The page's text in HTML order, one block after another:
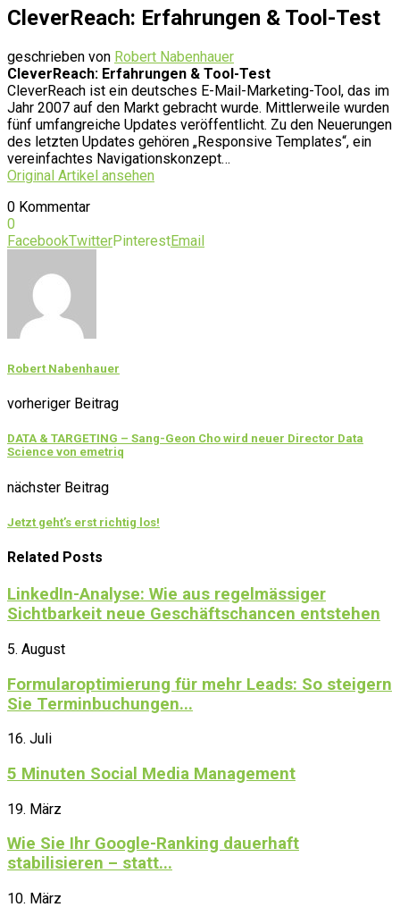
CleverReach: Erfahrungen & Tool-Test
geschrieben von Robert Nabenhauer
CleverReach: Erfahrungen & Tool-Test
CleverReach ist ein deutsches E-Mail-Marketing-Tool, das im
Jahr 2007 auf den Markt gebracht wurde. Mittlerweile wurden
fünf umfangreiche Updates veröffentlicht. Zu den Neuerungen
des letzten Updates gehören „Responsive Templates“, ein
vereinfachtes Navigationskonzept…
Original Artikel ansehen
0 Kommentar
0
FacebookTwitterPinterestEmail
Robert Nabenhauer
vorheriger Beitrag
DATA & TARGETING – Sang-Geon Cho wird neuer Director Data
Science von emetriq
nächster Beitrag
Jetzt geht’s erst richtig los!
Related Posts
LinkedIn-Analyse: Wie aus regelmässiger
Sichtbarkeit neue Geschäftschancen entstehen
5. August
Formularoptimierung für mehr Leads: So steigern
Sie Terminbuchungen...
16. Juli
5 Minuten Social Media Management
19. März
Wie Sie Ihr Google-Ranking dauerhaft
stabilisieren – statt...
10. März